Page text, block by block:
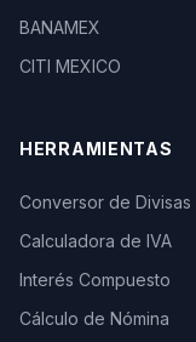
BANAMEX
CITI MEXICO
HERRAMIENTAS
Conversor de Divisas
Calculadora de IVA
Interés Compuesto
Cálculo de Nómina